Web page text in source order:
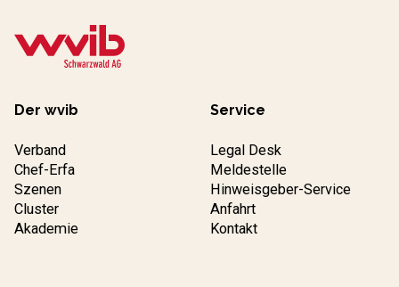
Der wvib
Verband
Chef-Erfa
Szenen
Cluster
Akademie
Service
Legal Desk
Meldestelle
Hinweisgeber-Service
Anfahrt
Kontakt